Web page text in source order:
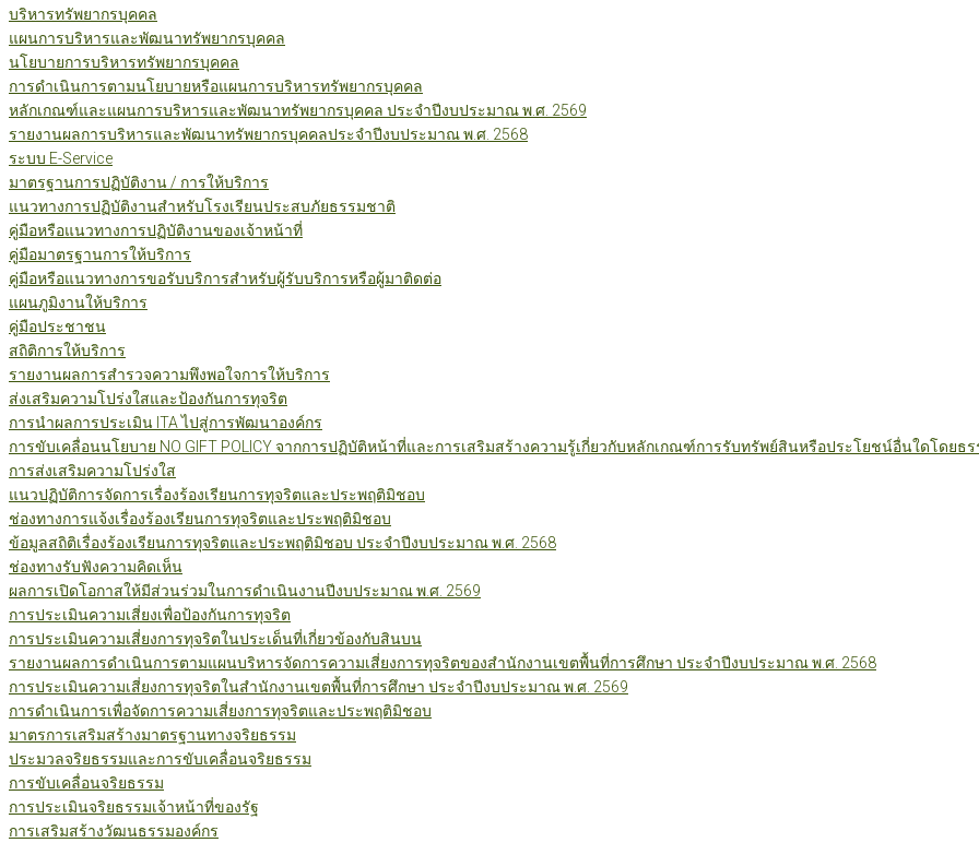
บริหารทรัพยากรบุคคล
แผนการบริหารและพัฒนาทรัพยากรบุคคล
นโยบายการบริหารทรัพยากรบุคคล
การดำเนินการตามนโยบายหรือแผนการบริหารทรัพยากรบุคคล
หลักเกณฑ์และแผนการบริหารและพัฒนาทรัพยากรบุคคล ประจำปีงบประมาณ พ.ศ. 2569
รายงานผลการบริหารและพัฒนาทรัพยากรบุคคลประจำปีงบประมาณ พ.ศ. 2568
ระบบ E-Service
มาตรฐานการปฏิบัติงาน / การให้บริการ
แนวทางการปฏิบัติงานสำหรับโรงเรียนประสบภัยธรรมชาติ
คู่มือหรือแนวทางการปฏิบัติงานของเจ้าหน้าที่
คู่มือมาตรฐานการให้บริการ
คู่มือหรือแนวทางการขอรับบริการสำหรับผู้รับบริการหรือผู้มาติดต่อ
แผนภูมิงานให้บริการ
คู่มือประชาชน
สถิติการให้บริการ
รายงานผลการสำรวจความพึงพอใจการให้บริการ
ส่งเสริมความโปร่งใสและป้องกันการทุจริต
การนำผลการประเมิน ITA ไปสู่การพัฒนาองค์กร
การขับเคลื่อนนโยบาย NO GIFT POLICY จากการปฏิบัติหน้าที่และการเสริมสร้างความรู้เกี่ยวกับหลักเกณฑ์การรับทรัพย์สินหรือประโยชน์อื่นใดโดยธ
การส่งเสริมความโปร่งใส
แนวปฏิบัติการจัดการเรื่องร้องเรียนการทุจริตและประพฤติมิชอบ
ช่องทางการแจ้งเรื่องร้องเรียนการทุจริตและประพฤติมิชอบ
ข้อมูลสถิติเรื่องร้องเรียนการทุจริตและประพฤติมิชอบ ประจำปีงบประมาณ พ.ศ. 2568
ช่องทางรับฟังความคิดเห็น
ผลการเปิดโอกาสให้มีส่วนร่วมในการดำเนินงานปีงบประมาณ พ.ศ. 2569
การประเมินความเสี่ยงเพื่อป้องกันการทุจริต
การประเมินความเสี่ยงการทุจริตในประเด็นที่เกี่ยวข้องกับสินบน
รายงานผลการดำเนินการตามแผนบริหารจัดการความเสี่ยงการทุจริตของสำนักงานเขตพื้นที่การศึกษา ประจำปีงบประมาณ พ.ศ. 2568
การประเมินความเสี่ยงการทุจริตในสำนักงานเขตพื้นที่การศึกษา ประจำปีงบประมาณ พ.ศ. 2569
การดำเนินการเพื่อจัดการความเสี่ยงการทุจริตและประพฤติมิชอบ
มาตรการเสริมสร้างมาตรฐานทางจริยธรรม
ประมวลจริยธรรมและการขับเคลื่อนจริยธรรม
การขับเคลื่อนจริยธรรม
การประเมินจริยธรรมเจ้าหน้าที่ของรัฐ
การเสริมสร้างวัฒนธรรมองค์กร